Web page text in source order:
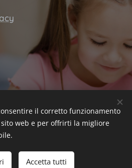
il corretto funzionamento
web e per offrirti la migliore
Accetta tutti